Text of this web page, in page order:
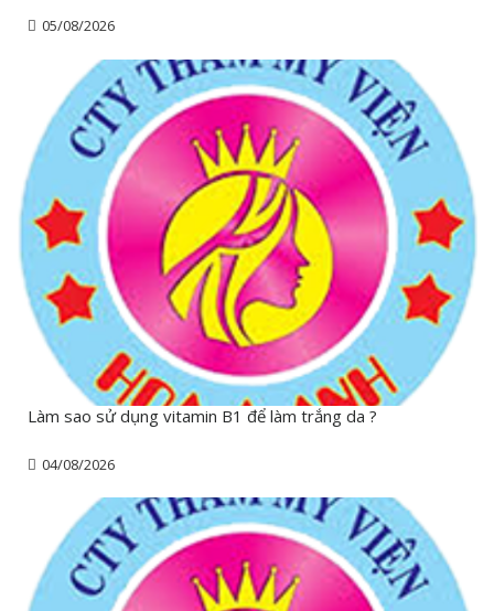
05/08/2026
Làm sao sử dụng vitamin B1 để làm trắng da ?
04/08/2026